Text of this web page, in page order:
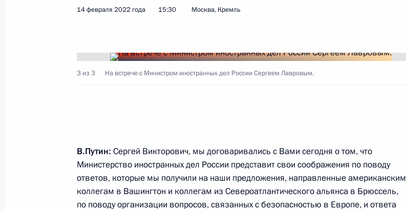
16 февраля 2022 года, 17:10 Москва, Кремль
18 февраля в Москве состоятся переговоры Владимира Путина
с Президентом Белоруссии Александром Лукашенко
14 февраля 2022 года 15:30 Москва, Кремль
3 из 3 На встрече с Министром иностранных дел России Сергеем Лавровым.
В.Путин: Сергей Викторович, мы договаривались с Вами сегодня о том, что
Министерство иностранных дел России представит свои соображения по поводу
ответов, которые мы получили на наши предложения, направленные американским
коллегам в Вашингтон и коллегам из Североатлантического альянса в Брюссель,
по поводу организации вопросов, связанных с безопасностью в Европе, и ответа